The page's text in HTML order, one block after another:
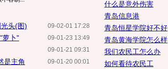
09-02-01 17:28
头(图)
09-01-23 13:49
萝卜"
09-01-21 09:31
09-01-20 00:01
是主角
什么是意外伤害
青岛信息港
青岛恒星学院好不好
青岛黄海学院怎么样
我们农民工怎么办
如何看待农民工